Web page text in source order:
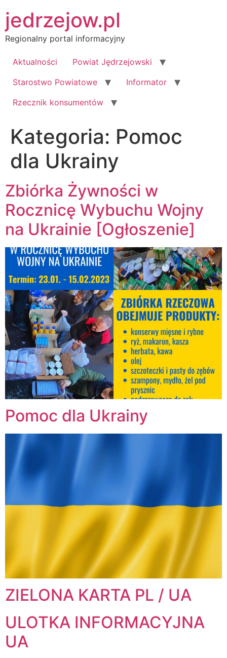
do
treści
jedrzejow.pl
Regionalny portal informacyjny
Aktualności
Powiat Jędrzejowski
Starostwo Powiatowe
Informator
Rzecznik konsumentów
Kategoria: Pomoc
dla Ukrainy
Zbiórka Żywności w
Rocznicę Wybuchu Wojny
na Ukrainie [Ogłoszenie]
Pomoc dla Ukrainy
ZIELONA KARTA PL / UA
ULOTKA INFORMACYJNA
UA